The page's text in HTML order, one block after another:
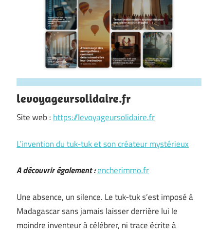
levoyageursolidaire.fr
Site web : https://levoyageursolidaire.fr
L’invention du tuk-tuk et son créateur mystérieux
A découvrir également :encherimmo.fr
Une absence, un silence. Le tuk-tuk s’est imposé à
Madagascar sans jamais laisser derrière lui le
moindre inventeur à célébrer, ni trace écrite à